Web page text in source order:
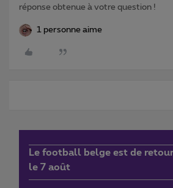
réponse obtenue à votre question !
1 personne aime
Le football belge est de
le 7 août